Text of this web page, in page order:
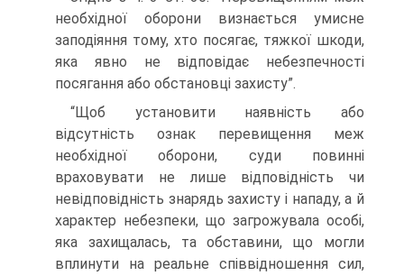
необхідної оборони визнається умисне
заподіяння тому, хто посягає, тяжкої шкоди,
яка явно не відповідає небезпечності
посягання або обстановці захисту”.
“Щоб установити наявність або
відсутність ознак перевищення меж
необхідної оборони, суди повинні
враховувати не лише відповідність чи
невідповідність знарядь захисту і нападу, а й
характер небезпеки, що загрожувала особі,
яка захищалась, та обставини, що могли
вплинути на реальне співвідношення сил,